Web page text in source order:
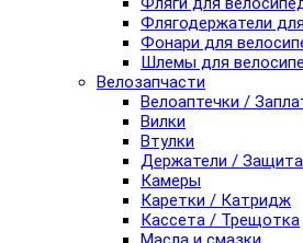
Флягодержатели
Фонари для
Шлемы для
Велозапчасти
Велоаптечки /
Вилки
Втулки
Держатели / Защита
Камеры
Каретки / Катридж
Кассета / Трещотка